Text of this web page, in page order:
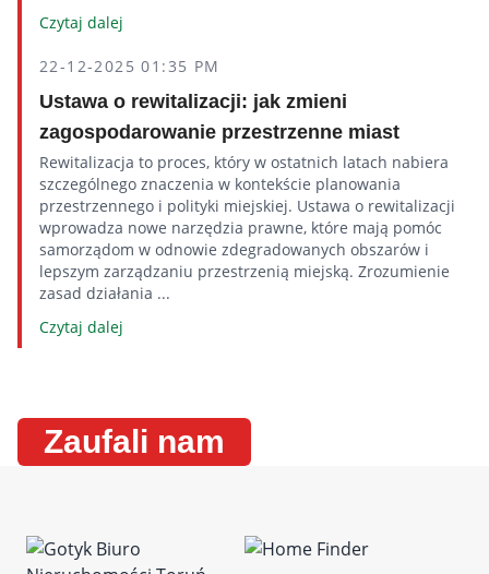
Czytaj dalej
22-12-2025 01:35 PM
Ustawa o rewitalizacji: jak zmieni
zagospodarowanie przestrzenne miast
Rewitalizacja to proces, który w ostatnich latach nabiera
szczególnego znaczenia w kontekście planowania
przestrzennego i polityki miejskiej. Ustawa o rewitalizacji
wprowadza nowe narzędzia prawne, które mają pomóc
samorządom w odnowie zdegradowanych obszarów i
lepszym zarządzaniu przestrzenią miejską. Zrozumienie
zasad działania ...
Czytaj dalej
Zaufali nam